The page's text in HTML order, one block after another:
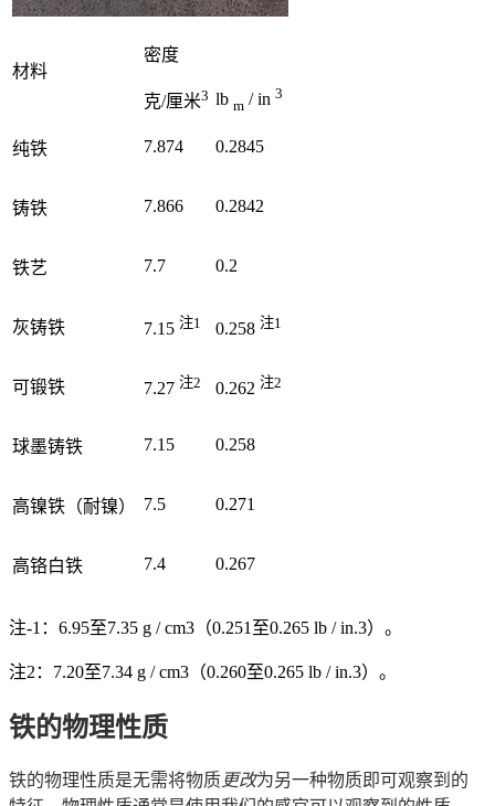
材料
密度
克/厘米3 lb m / in 3
纯铁 7.874 0.2845
铸铁 7.866 0.2842
铁艺 7.7 0.2
灰铸铁 7.15 注1 0.258 注1
可锻铁 7.27 注2 0.262 注2
球墨铸铁 7.15 0.258
高镍铁（耐镍） 7.5 0.271
高铬白铁 7.4 0.267
注-1：6.95至7.35 g / cm3（0.251至0.265 lb / in.3）。
注2：7.20至7.34 g / cm3（0.260至0.265 lb / in.3）。
铁的物理性质
铁的物理性质是无需将物质更改为另一种物质即可观察到的